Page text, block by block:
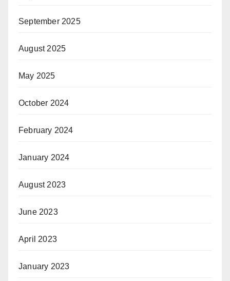
September 2025
August 2025
May 2025
October 2024
February 2024
January 2024
August 2023
June 2023
April 2023
January 2023